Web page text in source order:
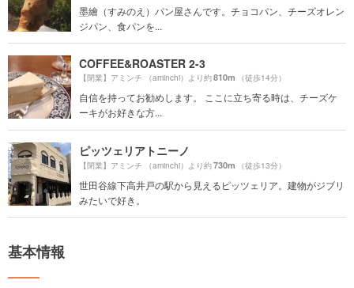
墨繪（すみのえ）パン屋さんです。チョコパン、チーズオレン
ジパン、食パンを...
COFFEE&ROASTER 2-3
【閉業】アミンチ （aminchi）より約810m （徒歩14分）
自信を持ってお勧めします。 ここに立ち寄る時は、チーズケ
ーキがお好きな方...
ピッツェリアトニーノ
【閉業】アミンチ （aminchi）より約730m （徒歩13分）
世田谷線下高井戸の駅から見えるピッツェリア。建物がジブリ
みたいで好き。
基本情報